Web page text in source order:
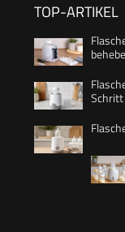
TOP-ARTIKEL
Schritt